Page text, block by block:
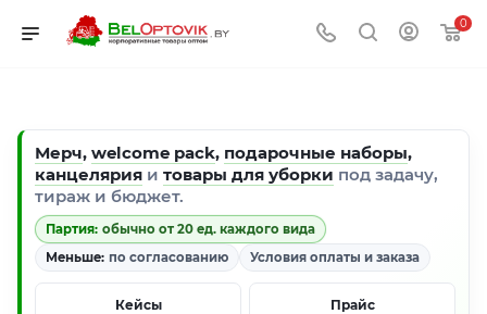
0
Мерч, welcome pack, подарочные наборы,
канцелярия и товары для уборки под задачу,
тираж и бюджет.
Партия: обычно от 20 ед. каждого вида
Меньше: по согласованию Условия оплаты и заказа
Кейсы Прайс